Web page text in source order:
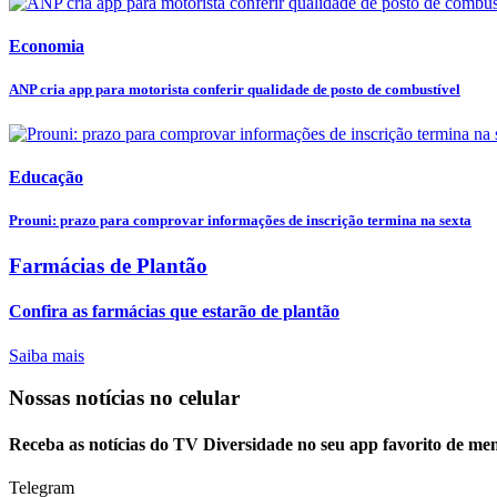
Economia
ANP cria app para motorista conferir qualidade de posto de combustível
Educação
Prouni: prazo para comprovar informações de inscrição termina na sexta
Farmácias de Plantão
Confira as farmácias que estarão de plantão
Saiba mais
Nossas notícias no celular
Receba as notícias do TV Diversidade no seu app favorito de
Telegram